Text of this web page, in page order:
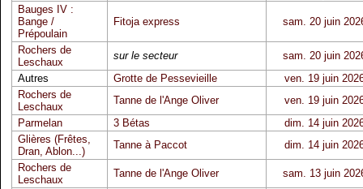
Bauges IV :
Bange /
Prépoulain
Fitoja express sam. 20 juin
Rochers de
Leschaux
sur le secteur
sam. 20 juin
Autres
Grotte de Pessevieille
ven. 19 juin
Rochers de
Leschaux
Tanne de l'Ange Oliver
ven. 19 juin
Parmelan
3 Bétas
dim. 14 juin
Glières (Frêtes,
Dran, Ablon...)
Tanne à Paccot
dim. 14 juin
Rochers de
Leschaux
Tanne de l'Ange Oliver
sam. 13 juin